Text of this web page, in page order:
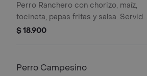
Perro Ranchero con chorizo, maíz,
tocineta, papas fritas y salsa. Servido
en pan suave.
$ 18.900
Perro Campesino